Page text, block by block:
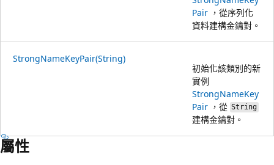
Pair ，從序列化
資料建構金鑰對。
StrongNameKeyPair(String)
初始化該類別的新
實例
StrongNameKey
Pair ，從 String
建構金鑰對。
屬性